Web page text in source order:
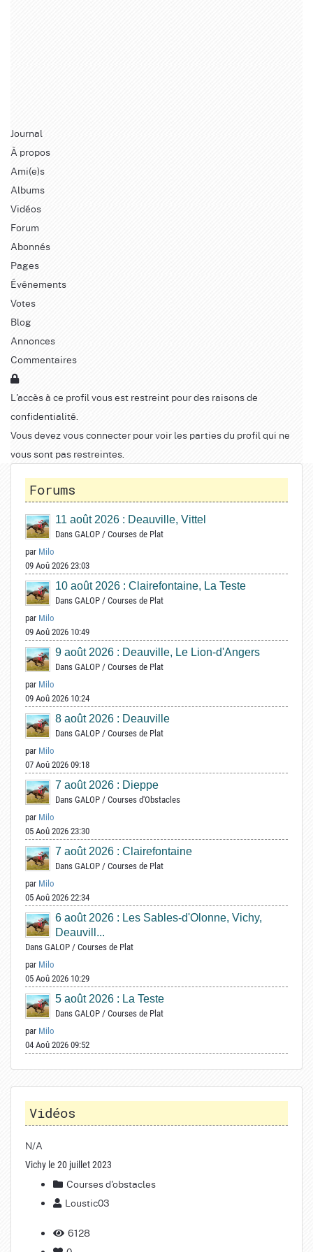
Journal
À propos
Ami(e)s
Albums
Vidéos
Forum
Abonnés
Pages
Événements
Votes
Blog
Annonces
Commentaires
L'accès à ce profil vous est restreint pour des raisons de
confidentialité.
Vous devez vous connecter pour voir les parties du profil qui ne
vous sont pas restreintes.
Forums
11 août 2026 : Deauville, Vittel
Dans GALOP / Courses de Plat
par Milo
09 Aoû 2026 23:03
10 août 2026 : Clairefontaine, La Teste
Dans GALOP / Courses de Plat
par Milo
09 Aoû 2026 10:49
9 août 2026 : Deauville, Le Lion-d'Angers
Dans GALOP / Courses de Plat
par Milo
09 Aoû 2026 10:24
8 août 2026 : Deauville
Dans GALOP / Courses de Plat
par Milo
07 Aoû 2026 09:18
7 août 2026 : Dieppe
Dans GALOP / Courses d'Obstacles
par Milo
05 Aoû 2026 23:30
7 août 2026 : Clairefontaine
Dans GALOP / Courses de Plat
par Milo
05 Aoû 2026 22:34
6 août 2026 : Les Sables-d'Olonne, Vichy,
Deauvill...
Dans GALOP / Courses de Plat
par Milo
05 Aoû 2026 10:29
5 août 2026 : La Teste
Dans GALOP / Courses de Plat
par Milo
04 Aoû 2026 09:52
Vidéos
N/A
Vichy le 20 juillet 2023
Courses d'obstacles
Loustic03
6128